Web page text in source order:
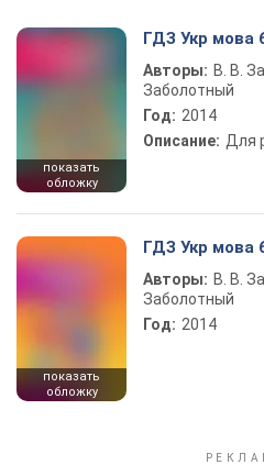
показать
обложку
ГДЗ Укр мова
Авторы: В. В.
Заболотный
Год: 2014
Описание: Для
показать
обложку
ГДЗ Укр мова
Авторы: В. В.
Заболотный
Год: 2014